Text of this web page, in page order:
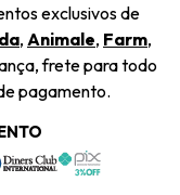
exclusivos de
, Animale, Farm,
frete para todo
pagamento.